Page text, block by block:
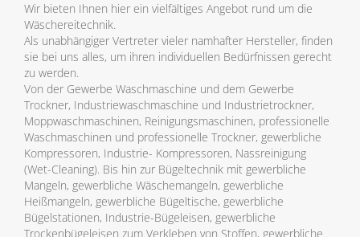
Wir bieten Ihnen hier ein vielfältiges Angebot rund um die
Wäschereitechnik.
Als unabhängiger Vertreter vieler namhafter Hersteller, finden
sie bei uns alles, um ihren individuellen Bedürfnissen gerecht
zu werden.
Von der Gewerbe Waschmaschine und dem Gewerbe
Trockner, Industriewaschmaschine und Industrietrockner,
Moppwaschmaschinen, Reinigungsmaschinen, professionelle
Waschmaschinen und professionelle Trockner, gewerbliche
Kompressoren, Industrie- Kompressoren, Nassreinigung
(Wet-Cleaning). Bis hin zur Bügeltechnik mit gewerbliche
Mangeln, gewerbliche Wäschemangeln, gewerbliche
Heißmangeln, gewerbliche Bügeltische, gewerbliche
Bügelstationen, Industrie-Bügeleisen, gewerbliche
Trockenbügeleisen zum Verkleben von Stoffen, gewerbliche